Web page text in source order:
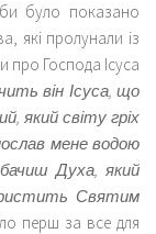
було показано
які пролунали із
про Господа Ісуса
він Ісуса, що
який світу гріх
мене водою
Духа, який
Святим
перш за все для